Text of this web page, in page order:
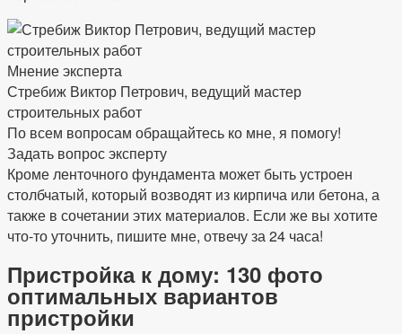
Мнение эксперта
Стребиж Виктор Петрович, ведущий мастер
строительных работ
По всем вопросам обращайтесь ко мне, я помогу!
Задать вопрос эксперту
Кроме ленточного фундамента может быть устроен
столбчатый, который возводят из кирпича или бетона, а
также в сочетании этих материалов. Если же вы хотите
что-то уточнить, пишите мне, отвечу за 24 часа!
Пристройка к дому: 130 фото
оптимальных вариантов
пристройки